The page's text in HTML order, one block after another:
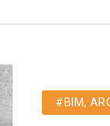
#BIM,